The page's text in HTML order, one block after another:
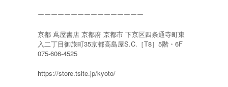
ーーーーーーーーーーーーーーーー
京都 蔦屋書店 京都府 京都市 下京区四条通寺町東
入二丁目御旅町35京都高島屋S.C.［T8］5階・6F
075-606-4525
https://store.tsite.jp/kyoto/